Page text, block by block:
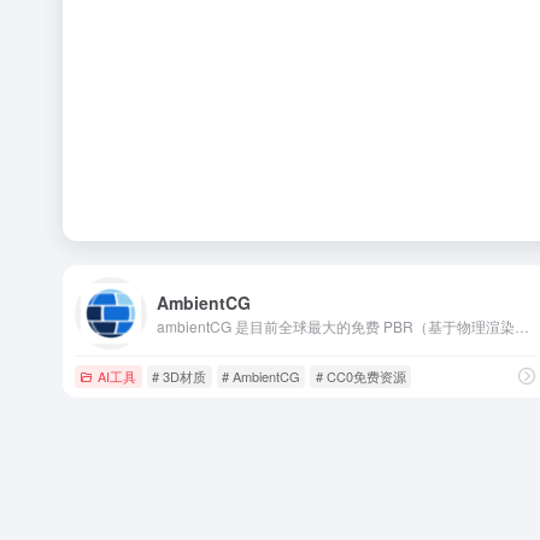
AmbientCG
AI工具 # 3D材质 # AmbientCG # CC0免费资源